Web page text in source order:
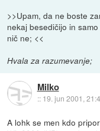
>>Upam, da ne boste
nekaj besedičijo in
nič ne; <<
Hvala za razumevanje;
Milko
:: 19. jun 2001,
A lohk se men kdo